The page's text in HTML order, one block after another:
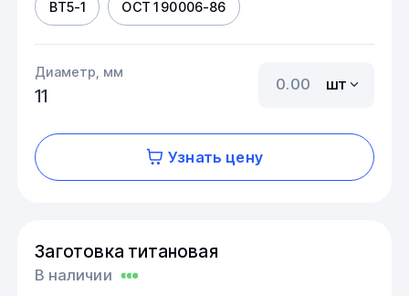
ВТ5-1 ОСТ 1 90006-86
Диаметр, мм
11
шт
Узнать цену
Заготовка титановая
В наличии